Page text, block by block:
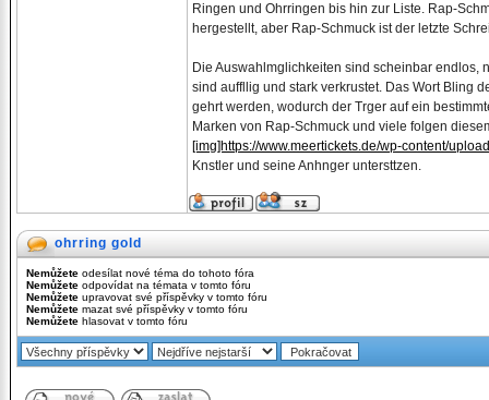
Ringen und Ohrringen bis hin zur Liste. Rap-
hergestellt, aber Rap-Schmuck ist der letzte
Die Auswahlmglichkeiten sind scheinbar endlos,
sind auffllig und stark verkrustet. Das Wort Bling
gehrt werden, wodurch der Trger auf ein
Marken von Rap-Schmuck und viele folgen
[img]https://www.meertickets.de/wp-content/
Knstler und seine Anhnger untersttzen.
ohrring gold
Nemůžete odesílat nové téma do tohoto fóra
Nemůžete odpovídat na témata v tomto fóru
Nemůžete upravovat své příspěvky v tomto fóru
Nemůžete mazat své příspěvky v tomto fóru
Nemůžete hlasovat v tomto fóru